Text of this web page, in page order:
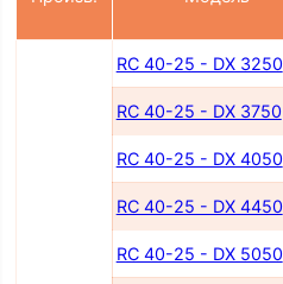
RC 40-25 - DX 3250
RC 40-25 - DX 3750
RC 40-25 - DX 4050
RC 40-25 - DX 4450
RC 40-25 - DX 5050